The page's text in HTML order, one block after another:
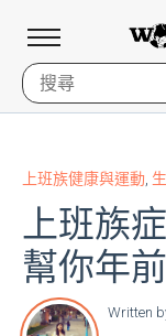
上班族健康與運動
上班族
幫你年
Written